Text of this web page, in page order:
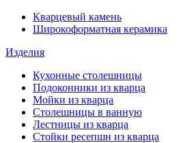
Кварцевый камень
Широкоформатная керамика
Изделия
Кухонные столешницы
Подоконники из кварца
Мойки из кварца
Столешницы в ванную
Лестницы из кварца
Стойки ресепшн из кварца